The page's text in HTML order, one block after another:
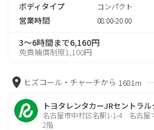
ボディタイプ コンパクト
営業時間 08:00-20:00
3～6時間まで6,160円
免責補償制度1,100円
ヒズコール・チャーチから 1681m
トヨタレンタカーJRセントラ
名古屋市中村区名駅1-1-4 名古屋
2階